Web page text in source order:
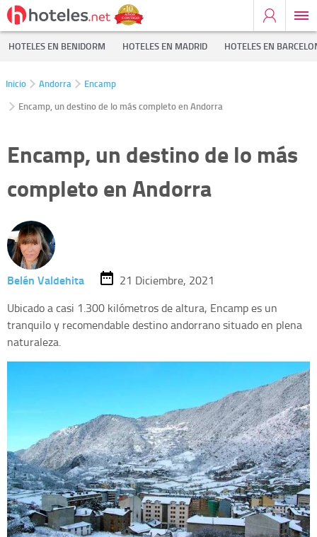
HOTELES EN BENIDORM HOTELES EN MADRID HOTELES EN
Inicio Andorra
Encamp
Encamp, un destino de lo más completo en Andorra
Encamp, un destino de lo más
completo en Andorra
Belén Valdehita
21 Diciembre, 2021
Ubicado a casi 1.300 kilómetros de altura, Encamp es un
tranquilo y recomendable destino andorrano situado en plena
naturaleza.